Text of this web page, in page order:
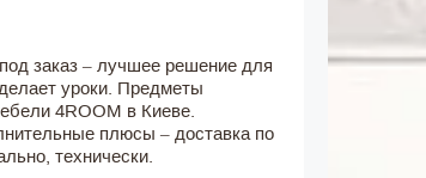
заказ – лучшее решение для
уроки. Предметы
4ROOM в Киеве.
плюсы – доставка по
технически.